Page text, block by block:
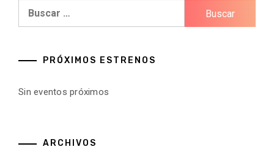
PRÓXIMOS ESTRENOS
Sin eventos próximos
ARCHIVOS